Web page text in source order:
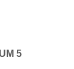
5